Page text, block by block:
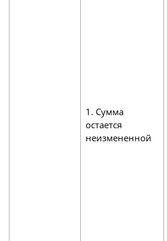
1. Сумма
остается
неизмененной